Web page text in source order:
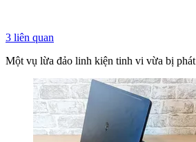
3 liên quan
Một vụ lừa đảo linh kiện tinh vi vừa bị